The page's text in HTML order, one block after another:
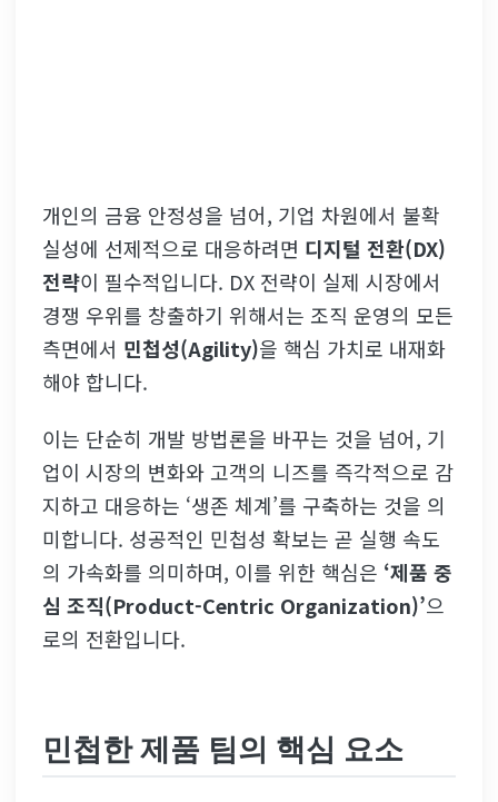
개인의 금융 안정성을 넘어, 기업 차원에서 불확
실성에 선제적으로 대응하려면 디지털 전환(DX)
전략이 필수적입니다. DX 전략이 실제 시장에서
경쟁 우위를 창출하기 위해서는 조직 운영의 모든
측면에서 민첩성(Agility)을 핵심 가치로 내재화
해야 합니다.
이는 단순히 개발 방법론을 바꾸는 것을 넘어, 기
업이 시장의 변화와 고객의 니즈를 즉각적으로 감
지하고 대응하는 ‘생존 체계’를 구축하는 것을 의
미합니다. 성공적인 민첩성 확보는 곧 실행 속도
의 가속화를 의미하며, 이를 위한 핵심은 ‘제품 중
심 조직(Product-Centric Organization)’으
로의 전환입니다.
민첩한 제품 팀의 핵심 요소